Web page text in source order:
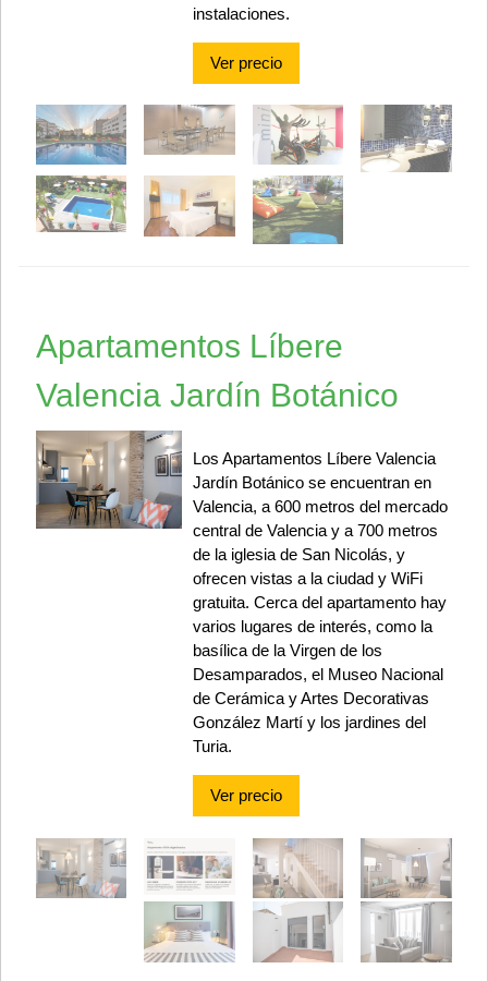
instalaciones.
Ver precio
Apartamentos Líbere
Valencia Jardín Botánico
Los Apartamentos Líbere Valencia
Jardín Botánico se encuentran en
Valencia, a 600 metros del mercado
central de Valencia y a 700 metros
de la iglesia de San Nicolás, y
ofrecen vistas a la ciudad y WiFi
gratuita. Cerca del apartamento hay
varios lugares de interés, como la
basílica de la Virgen de los
Desamparados, el Museo Nacional
de Cerámica y Artes Decorativas
González Martí y los jardines del
Turia.
Ver precio